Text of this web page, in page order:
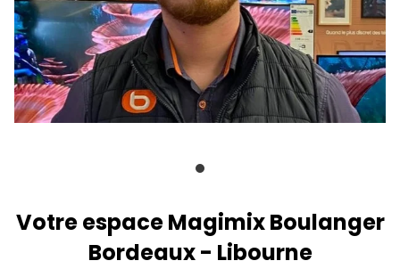
Votre espace Magimix Boulanger
Bordeaux - Libourne